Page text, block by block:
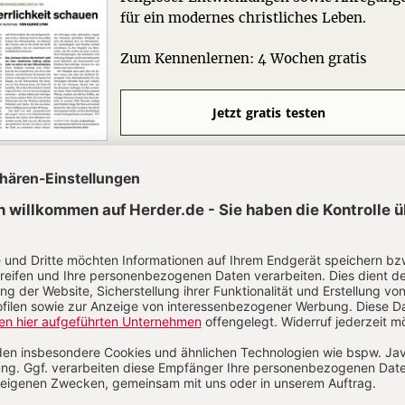
für ein modernes christliches Leben.
Zum Kennenlernen: 4 Wochen gratis
Jetzt gratis testen